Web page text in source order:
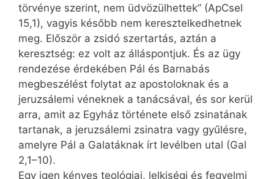
törvénye szerint, nem üdvözülhettek” (ApCsel
15,1), vagyis később nem keresztelkedhetnek
meg. Először a zsidó szertartás, aztán a
keresztség: ez volt az álláspontjuk. És az ügy
rendezése érdekében Pál és Barnabás
megbeszélést folytat az apostoloknak és a
jeruzsálemi véneknek a tanácsával, és sor kerül
arra, amit az Egyház története első zsinatának
tartanak, a jeruzsálemi zsinatra vagy gyűlésre,
amelyre Pál a Galatáknak írt levélben utal (Gal
2,1–10).
Egy igen kényes teológiai, lelkiségi és fegyelmi